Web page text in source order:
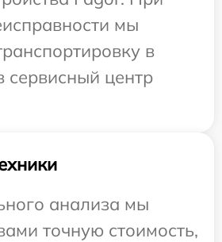
мы
в
сервисный центр
анализа мы
точную стоимость,